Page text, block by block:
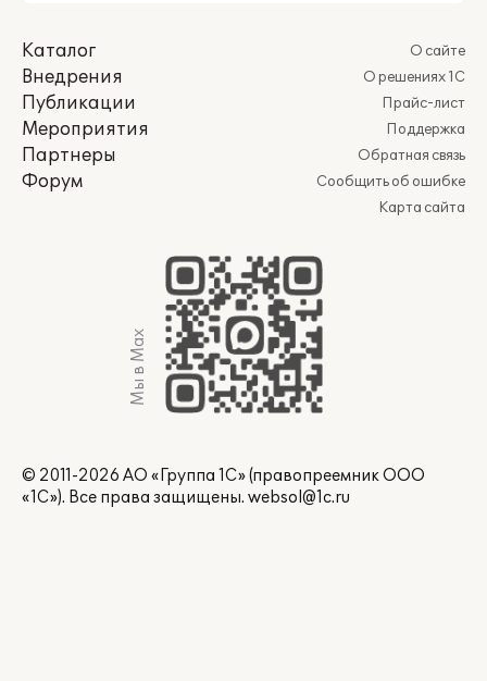
Каталог
Внедрения
Публикации
Мероприятия
Партнеры
Форум
О сайте
О решениях 1С
Прайс-лист
Поддержка
Обратная связь
Сообщить об ошибке
Карта сайта
Мы в Max
© 2011-2026 АО «Группа 1С» (правопреемник ООО
«1С»). Все права защищены. websol@1c.ru